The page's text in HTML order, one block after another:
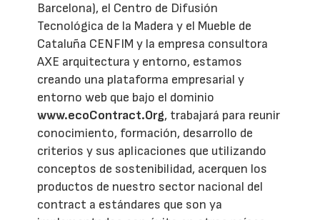
Barcelona), el Centro de Difusión
Tecnológica de la Madera y el Mueble de
Cataluña CENFIM y la empresa consultora
AXE arquitectura y entorno, estamos
creando una plataforma empresarial y
entorno web que bajo el dominio
www.ecoContract.Org, trabajará para reunir
conocimiento, formación, desarrollo de
criterios y sus aplicaciones que utilizando
conceptos de sostenibilidad, acerquen los
productos de nuestro sector nacional del
contract a estándares que son ya